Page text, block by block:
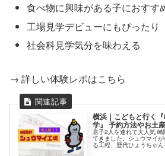
食べ物に興味がある子におすす
工場見学デビューにもぴったり
社会科見学気分を味わえる
→ 詳しい体験レポはこちら
横浜｜こどもと行く
学』 予約方法やお土
息子2人を連れて大人気
てきました。シュウマイ
る工程、歴代ひょうちゃ
か、どのようなお土産が